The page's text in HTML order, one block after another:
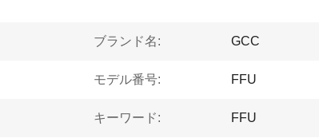
ブランド名: GCC
モデル番号: FFU
キーワード: FFU